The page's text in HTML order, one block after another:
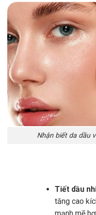
Nhận biết da dầu
Tiết dầu
tăng cao